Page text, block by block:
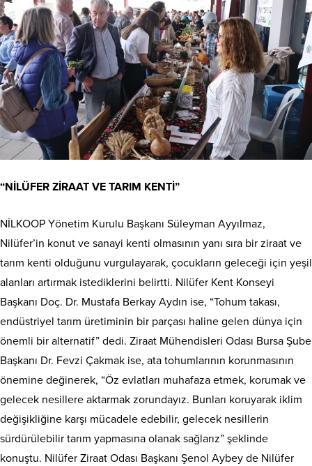
“NİLÜFER ZİRAAT VE TARIM KENTİ”
NİLKOOP Yönetim Kurulu Başkanı Süleyman Ayyılmaz,
Nilüfer’in konut ve sanayi kenti olmasının yanı sıra bir ziraat ve
tarım kenti olduğunu vurgulayarak, çocukların geleceği için yeşil
alanları artırmak istediklerini belirtti. Nilüfer Kent Konseyi
Başkanı Doç. Dr. Mustafa Berkay Aydın ise, “Tohum takası,
endüstriyel tarım üretiminin bir parçası haline gelen dünya için
önemli bir alternatif” dedi. Ziraat Mühendisleri Odası Bursa Şube
Başkanı Dr. Fevzi Çakmak ise, ata tohumlarının korunmasının
önemine değinerek, “Öz evlatları muhafaza etmek, korumak ve
gelecek nesillere aktarmak zorundayız. Bunları koruyarak iklim
değişikliğine karşı mücadele edebilir, gelecek nesillerin
sürdürülebilir tarım yapmasına olanak sağlarız” şeklinde
konuştu. Nilüfer Ziraat Odası Başkanı Şenol Aybey de Nilüfer